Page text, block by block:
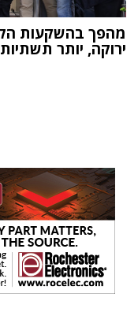
מהפך בהשקעות
ירוקה, יותר